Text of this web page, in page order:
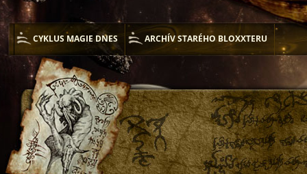
CYKLUS MAGIE DNES ARCHÍV STARÉHO BLOXXTERU